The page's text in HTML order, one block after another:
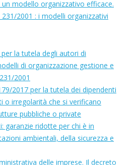
modello organizzativo efficace.
2001 : i modelli organizzativi
la tutela degli autori di
di organizzazione gestione e
2001
2017 per la tutela dei dipendenti
o irregolarità che si verificano
pubbliche o private
garanzie ridotte per chi è in
ambientali, della sicurezza e
delle imprese. Il decreto